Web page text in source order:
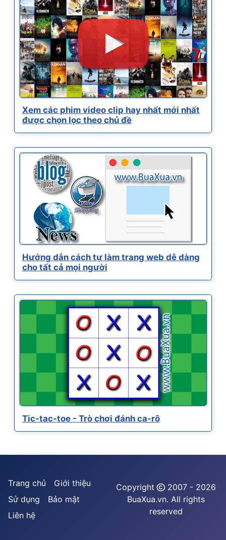
Xem các phim video clip hay nhất mới nhất
được chọn lọc theo chủ đề
Hướng dẫn cách tự làm trang web dễ dàng
cho tất cả mọi người
Tic-tac-toe - Trò chơi đánh ca-rô
Trang chủ
Giới thiệu
Sử dụng
Bảo mật
Liên hệ
Copyright
2007 - 2026
BuaXua.vn. All rights
reserved